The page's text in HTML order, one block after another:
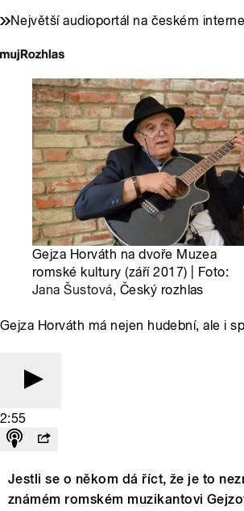
Největší audioportál na českém
Gejza Horváth na dvoře Muzea
romské kultury (září 2017) | Foto:
Jana Šustová, Český rozhlas
Gejza Horváth má nejen hudební, ale i
2:55
Jestli se o někom dá říct, že je to
známém romském muzikantovi